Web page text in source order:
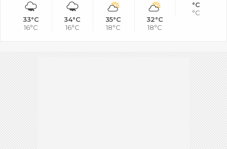
33°C
16°C
34°C
16°C
35°C
18°C
32°C
18°C
°C
°C